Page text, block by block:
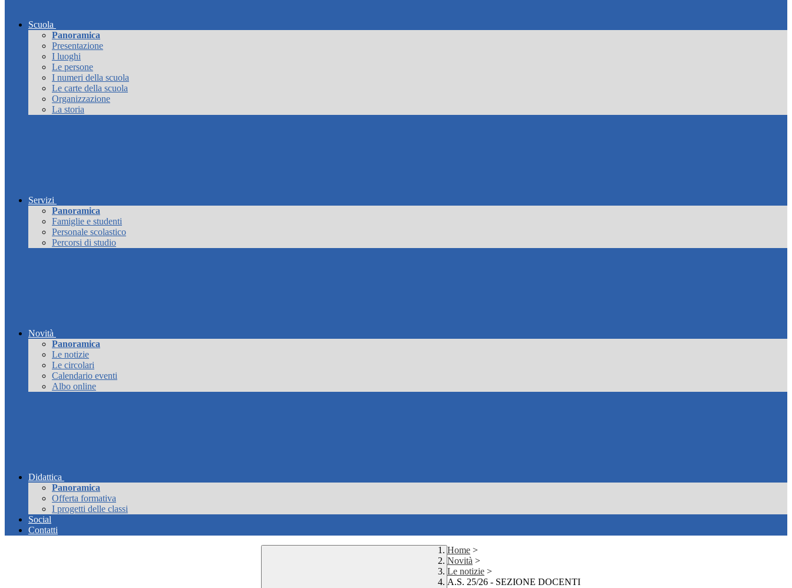
Scuola
Panoramica
Presentazione
I luoghi
Le persone
I numeri della scuola
Le carte della scuola
Organizzazione
La storia
Servizi
Panoramica
Famiglie e studenti
Personale scolastico
Percorsi di studio
Novità
Panoramica
Le notizie
Le circolari
Calendario eventi
Albo online
Didattica
Panoramica
Offerta formativa
I progetti delle classi
Social
Contatti
Home >
Novità >
Le notizie >
A.S. 25/26 - SEZIONE DOCENTI